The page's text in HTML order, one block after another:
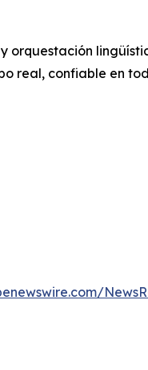
orquestación
real, confiable en